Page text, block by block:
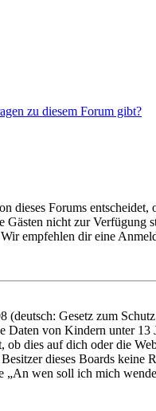
zu diesem Forum gibt?
Forums
nicht zur
empfehlen dir eine
Gesetz zum
von Kindern unter
dies auf dich oder die
dieses Boards keine
wen soll ich mich